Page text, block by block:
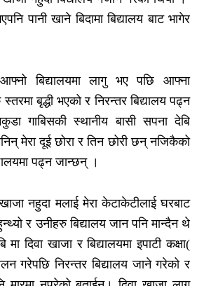
पानी खाने बिदामा बिद्यालय बाट भागेर
बिद्यालयमा लागु भए पछि आफ्ना
बृद्धी भएको र निरन्तर बिद्यालय पढ्न
गाबिसकी स्थानीय बासी सपना देबि
मेरा दूई छोरा र तिन छोरी छन् नजिकैको
पढ्न जान्छन् ।
नहुदा मलाई मेरा केटाकेटीलाई घरबाट
र उनीहरु बिद्यालय जान पनि मान्दैन थे
दिवा खाजा र बिद्यालयमा इपाटी कक्षा(
गरेपछि निरन्तर बिद्यालय जाने गरेको र